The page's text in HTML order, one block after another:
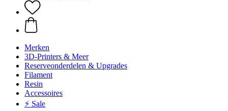
Merken
3D-Printers & Meer
Reserveonderdelen & Upgrades
Filament
Resin
Accessoires
⚡ Sale